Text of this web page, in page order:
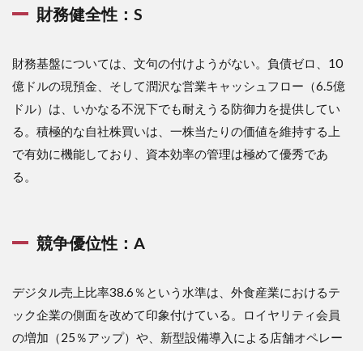
衛と
ティ
の深
化
4.3 新
興フ
成長
５．
今後
財務健全性：S
財務基盤については、文句の付けようがない。負債ゼロ、10
億ドルの現預金、そして潤沢な営業キャッシュフロー（6.5億
ドル）は、いかなる不況下でも耐えうる防御力を提供してい
る。積極的な自社株買いは、一株当たりの価値を維持する上
で有効に機能しており、資本効率の管理は極めて優秀であ
る。
競争優位性：A
デジタル売上比率38.6％という水準は、外食産業におけるテ
ック企業の側面を改めて印象付けている。ロイヤリティ会員
の増加（25％アップ）や、新型設備導入による店舗オペレー